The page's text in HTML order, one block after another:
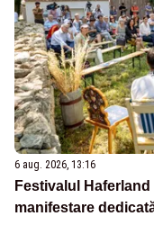
6 aug. 2026, 13:16
Festivalul
manifestare